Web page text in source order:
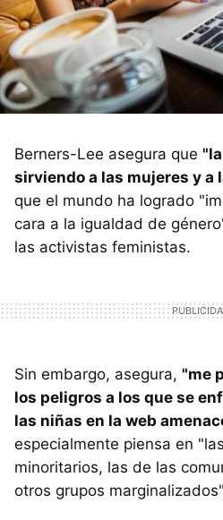
Berners-Lee asegura que
sirviendo a las mujeres y a
que el mundo ha logrado
cara a la igualdad de
las activistas feministas.
Sin embargo, asegura, "me
los peligros a los que se
las niñas en la web
especialmente piensa en
minoritarios, las de las
otros grupos